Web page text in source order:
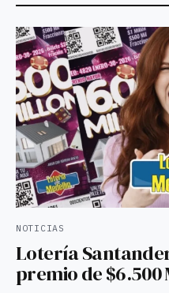
NOTICIAS
Lotería
premio de $6.500